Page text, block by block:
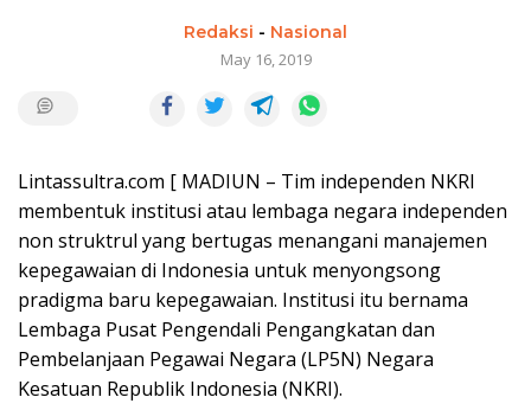
Redaksi - Nasional
May 16, 2019
Lintassultra.com [ MADIUN – Tim independen NKRI
membentuk institusi atau lembaga negara independen
non struktrul yang bertugas menangani manajemen
kepegawaian di Indonesia untuk menyongsong
pradigma baru kepegawaian. Institusi itu bernama
Lembaga Pusat Pengendali Pengangkatan dan
Pembelanjaan Pegawai Negara (LP5N) Negara
Kesatuan Republik Indonesia (NKRI).